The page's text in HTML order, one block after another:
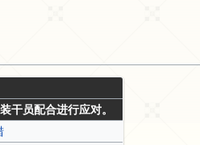
干员配合进行应对。